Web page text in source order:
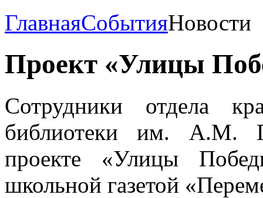
ГлавнаяСобытияНовости
Проект «Улицы
Сотрудники отдела
библиотеки им. А.М.
проекте «Улицы
школьной газетой